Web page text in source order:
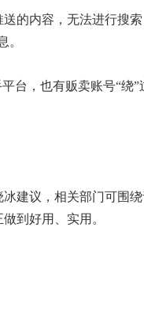
内容，无法进行搜索
。
，也有贩卖账号“绕”
议，相关部门可围绕
到好用、实用。